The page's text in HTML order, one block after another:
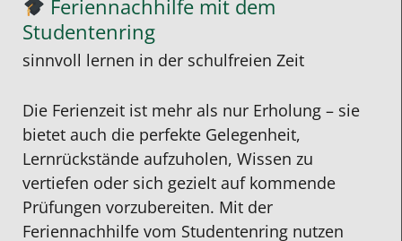
Feriennachhilfe mit dem
Studentenring
sinnvoll lernen in der schulfreien Zeit
Die Ferienzeit ist mehr als nur Erholung – sie
bietet auch die perfekte Gelegenheit,
Lernrückstände aufzuholen, Wissen zu
vertiefen oder sich gezielt auf kommende
Prüfungen vorzubereiten. Mit der
Feriennachhilfe vom Studentenring nutzen